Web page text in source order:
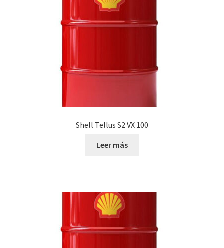
Shell Tellus S2 VX 100
Leer más